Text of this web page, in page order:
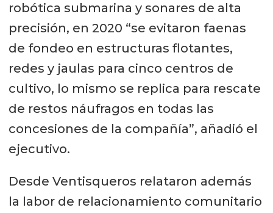
robótica submarina y sonares de alta
precisión, en 2020 “se evitaron faenas
de fondeo en estructuras flotantes,
redes y jaulas para cinco centros de
cultivo, lo mismo se replica para rescate
de restos náufragos en todas las
concesiones de la compañía”, añadió el
ejecutivo.
Desde Ventisqueros relataron además
la labor de relacionamiento comunitario